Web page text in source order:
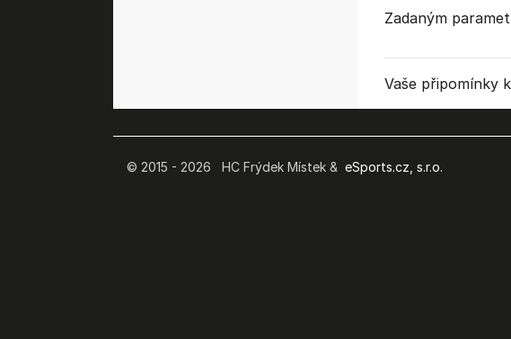
Zadaným
Vaše připomínky
© 2015 - 2026 HC Frýdek Místek &eSports.cz, s.r.o.